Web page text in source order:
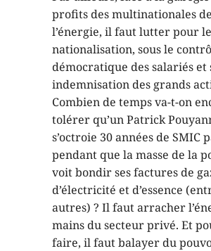
profits des multinationales de
l’énergie, il faut lutter pour
nationalisation, sous le
démocratique des salariés et
indemnisation des grands
Combien de temps va-t-on
tolérer qu’un Patrick
s’octroie 30 années de SMIC
pendant que la masse de la
voit bondir ses factures de
d’électricité et d’essence
autres) ? Il faut arracher
mains du secteur privé. Et
faire, il faut balayer du